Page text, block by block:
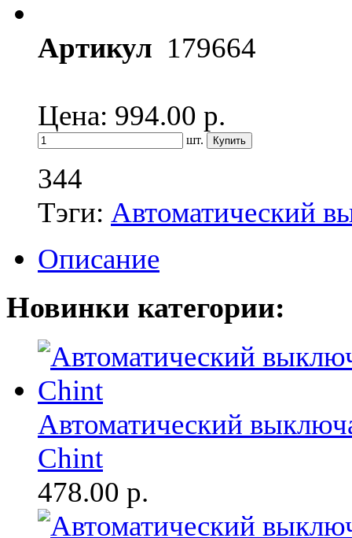
Артикул 179664
Цена: 994.00 р.
шт.
344
Тэги: Автоматический
Описание
Новинки категории:
Автоматический
Chint
478.00 р.